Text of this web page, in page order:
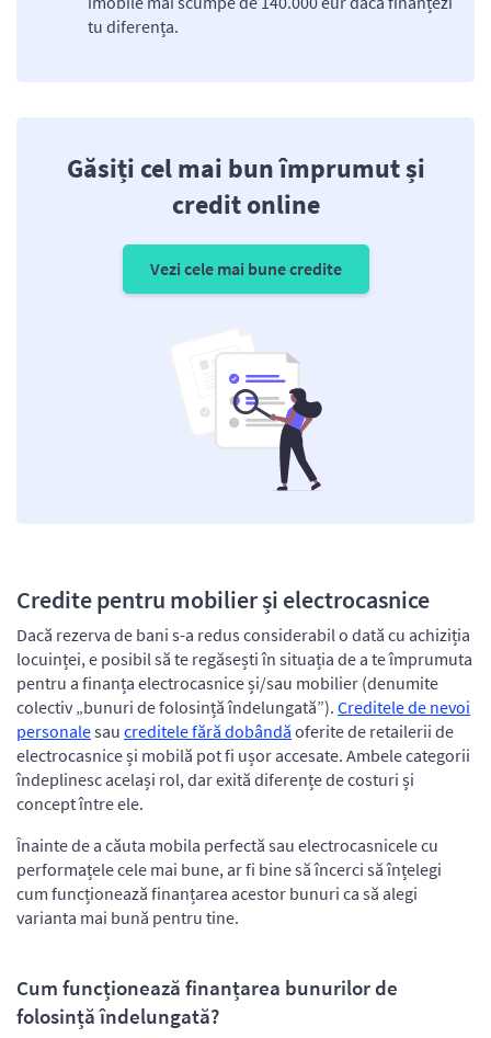
tu diferența.
Găsiți cel mai bun împrumut și
credit online
Vezi cele mai bune credite
Credite pentru mobilier și electrocasnice
Dacă rezerva de bani s-a redus considerabil o dată cu achiziția
locuinței, e posibil să te regăsești în situația de a te împrumuta
pentru a finanța electrocasnice și/sau mobilier (denumite
colectiv „bunuri de folosință îndelungată”). Creditele de nevoi
personalesau creditele fără dobândă oferite de retailerii de
electrocasnice și mobilă pot fi ușor accesate. Ambele categorii
îndeplinesc același rol, dar exită diferențe de costuri și
concept între ele.
Înainte de a căuta mobila perfectă sau electrocasnicele cu
performațele cele mai bune, ar fi bine să încerci să înțelegi
cum funcționează finanțarea acestor bunuri ca să alegi
varianta mai bună pentru tine.
Cum funcționează finanțarea bunurilor de
folosință îndelungată?